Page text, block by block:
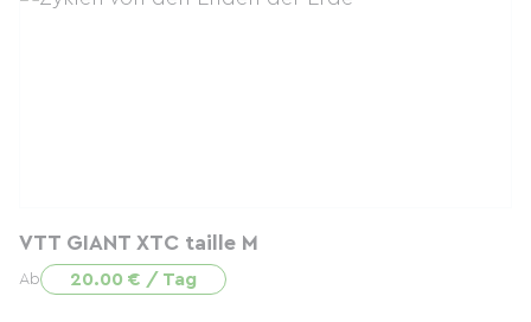
VTT GIANT XTC taille M
Ab 20.00 € / Tag